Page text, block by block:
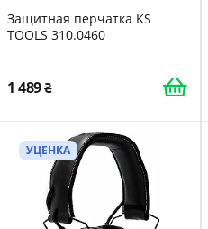
Защитная перчатка KS
TOOLS 310.0460
1 489
УЦЕНКА